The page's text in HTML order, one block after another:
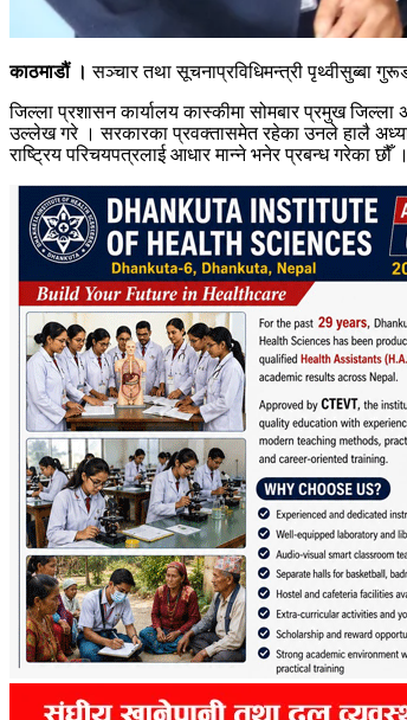
काठमाडौं । सञ्चार तथा सूचनाप्रविधिमन्त्री पृथ्वीसुब्बा
जिल्ला प्रशासन कार्यालय कास्कीमा सोमबार प्रमुख जिल्ला
उल्लेख गरे । सरकारका प्रवक्तासमेत रहेका उनले हालै
राष्ट्रिय परिचयपत्रलाई आधार मान्ने भनेर प्रबन्ध गरेका छौँ